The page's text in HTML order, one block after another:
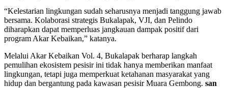
“Kelestarian lingkungan sudah seharusnya menjadi tanggung jawab
bersama. Kolaborasi strategis Bukalapak, VJI, dan Pelindo
diharapkan dapat memperluas jangkauan dampak positif dari
program Akar Kebaikan,” katanya.
Melalui Akar Kebaikan Vol. 4, Bukalapak berharap langkah
pemulihan ekosistem pesisir ini tidak hanya memberikan manfaat
lingkungan, tetapi juga memperkuat ketahanan masyarakat yang
hidup dan bergantung pada kawasan pesisir Muara Gembong. san